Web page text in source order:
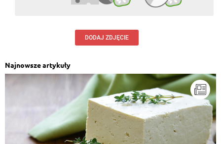
DODAJ ZDJĘCIE
Najnowsze artykuły